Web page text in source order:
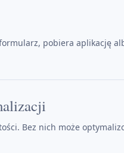
pobiera aplikację
Bez nich może